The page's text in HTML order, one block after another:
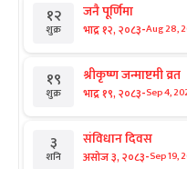
१२
शुक्र
जनै पूर्णिमा
भाद्र १२, २०८३-Aug 28,
१९
शुक्र
श्रीकृष्ण जन्माष्टमी व्रत
भाद्र १९, २०८३-Sep 4,
३
शनि
संविधान दिवस
असोज ३, २०८३-Sep 19,